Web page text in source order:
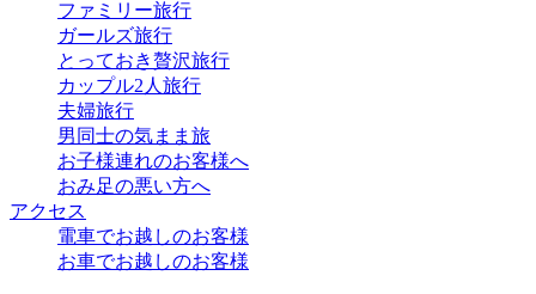
ファミリー旅行
ガールズ旅行
とっておき贅沢旅行
カップル2人旅行
夫婦旅行
男同士の気まま旅
お子様連れのお客様へ
おみ足の悪い方へ
アクセス
電車でお越しのお客様
お車でお越しのお客様